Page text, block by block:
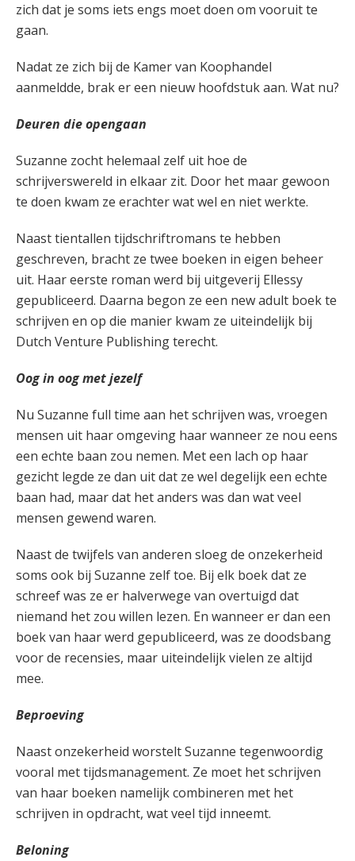
zich dat je soms iets engs moet doen om vooruit te
gaan.
Nadat ze zich bij de Kamer van Koophandel
aanmeldde, brak er een nieuw hoofdstuk aan. Wat nu?
Deuren die opengaan
Suzanne zocht helemaal zelf uit hoe de
schrijverswereld in elkaar zit. Door het maar gewoon
te doen kwam ze erachter wat wel en niet werkte.
Naast tientallen tijdschriftromans te hebben
geschreven, bracht ze twee boeken in eigen beheer
uit. Haar eerste roman werd bij uitgeverij Ellessy
gepubliceerd. Daarna begon ze een new adult boek te
schrijven en op die manier kwam ze uiteindelijk bij
Dutch Venture Publishing terecht.
Oog in oog met jezelf
Nu Suzanne full time aan het schrijven was, vroegen
mensen uit haar omgeving haar wanneer ze nou eens
een echte baan zou nemen. Met een lach op haar
gezicht legde ze dan uit dat ze wel degelijk een echte
baan had, maar dat het anders was dan wat veel
mensen gewend waren.
Naast de twijfels van anderen sloeg de onzekerheid
soms ook bij Suzanne zelf toe. Bij elk boek dat ze
schreef was ze er halverwege van overtuigd dat
niemand het zou willen lezen. En wanneer er dan een
boek van haar werd gepubliceerd, was ze doodsbang
voor de recensies, maar uiteindelijk vielen ze altijd
mee.
Beproeving
Naast onzekerheid worstelt Suzanne tegenwoordig
vooral met tijdsmanagement. Ze moet het schrijven
van haar boeken namelijk combineren met het
schrijven in opdracht, wat veel tijd inneemt.
Beloning